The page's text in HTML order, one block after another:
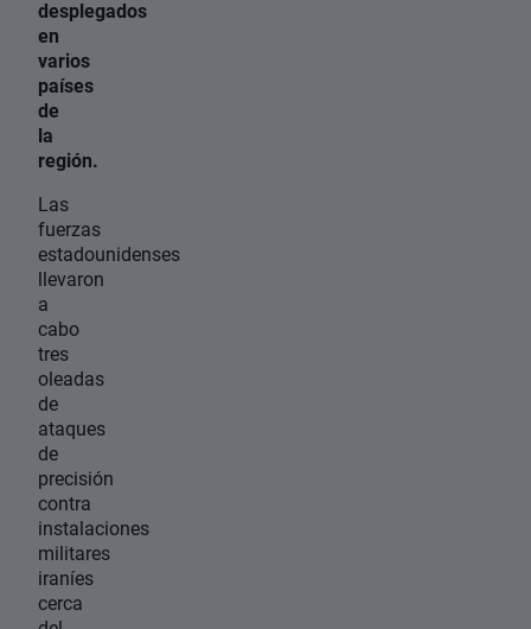
desplegados
en
varios
países
de
la
región.
Las
fuerzas
estadounidenses
llevaron
a
cabo
tres
oleadas
de
ataques
de
precisión
contra
instalaciones
militares
iraníes
cerca